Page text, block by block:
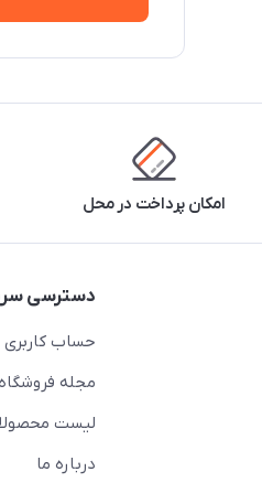
امکان پرداخت در محل
دسترسی
حساب کاربری
مجله فروشگاه
لیست
درباره ما